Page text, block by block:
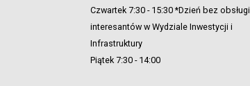
Czwartek 7:30 - 15:30 *Dzień bez obsługi
interesantów w Wydziale Inwestycji i
Infrastruktury
Piątek 7:30 - 14:00